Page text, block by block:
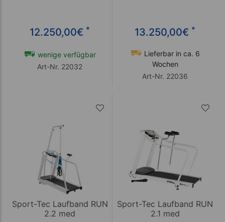
12.250,00€ *
wenige verfügbar
Art-Nr. 22032
13.250,00€ *
Lieferbar in ca. 6
Wochen
Art-Nr. 22036
Sport-Tec Laufband RUN
2.2 med
Sport-Tec Laufband RUN
2.1 med